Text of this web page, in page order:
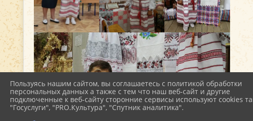
Пользуясь нашим сайтом, вы соглашаетесь с политикой обработки
персональных данных а также с тем что наш веб-сайт и другие
подключенные к веб-сайту сторонние сервисы используют cookies
"Госуслуги", "PRO.Культура", "Спутник аналитика".